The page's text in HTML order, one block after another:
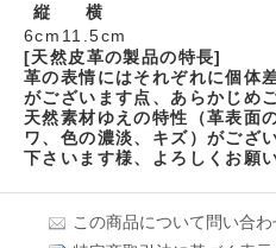
縦
横
6cm 11.5cm
[天然皮革の製品の特長]
革の表情にはそれぞれに個体
がございます点、あらかじめ
天然素材ゆえの特性（革表面
ワ、色の濃淡、キズ）がござ
下さいます様、よろしくお願
この商品について問い合わ